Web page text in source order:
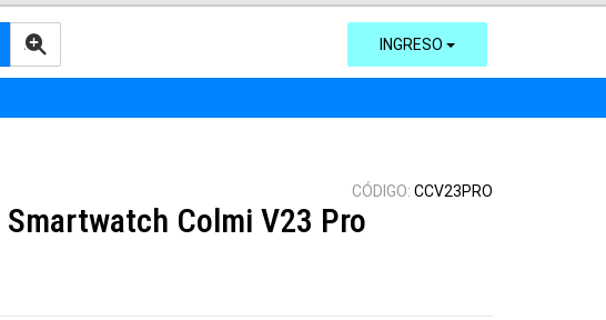
AVANZADA INGRESO
CÓDIGO: CCV23PRO
Smartwatch Colmi V23 Pro